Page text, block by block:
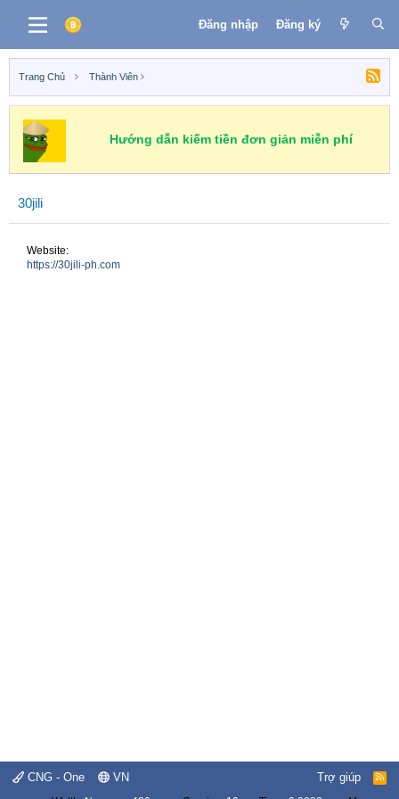
Đăng nhập Đăng ký
Trang Chủ Thành Viên
Hướng dẫn kiếm tiền đơn giản miễn phí
30jili
Website
https://30jili-ph.com
CNG - One VN Trợ giúp
R